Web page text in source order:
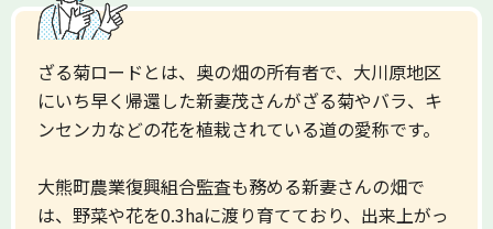
ざる菊ロードとは、奥の畑の所有者で、大川原地区
にいち早く帰還した新妻茂さんがざる菊やバラ、キ
ンセンカなどの花を植栽されている道の愛称です。
大熊町農業復興組合監査も務める新妻さんの畑で
は、野菜や花を0.3haに渡り育てており、出来上がっ